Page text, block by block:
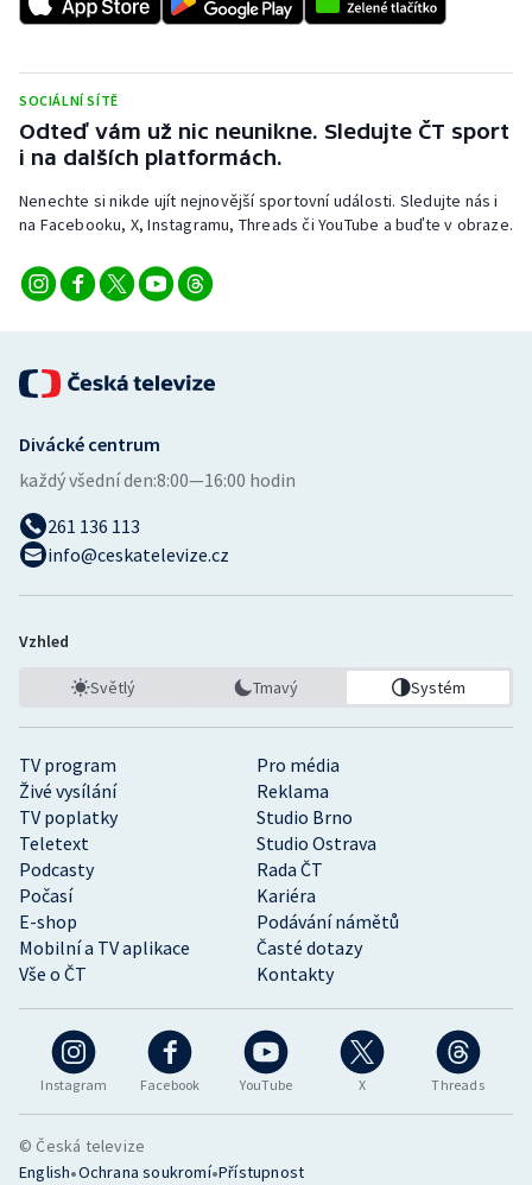
Short track
Sportovní střelba
Stolní tenis
Triatlon
Vodní slalom
Volejbal
SOCIÁLNÍ SÍTĚ
Odteď vám už nic neunikne. Sledujte ČT sport
i na dalších platformách.
Nenechte si nikde ujít nejnovější sportovní události. Sledujte nás i
na Facebooku, X, Instagramu, Threads či YouTube a buďte v obraze.
Instagram Facebook YouTube X Threads
TV program
Pro média
Živé vysílání
Reklama
TV poplatky
Studio Brno
Teletext
Studio Ostrava
Podcasty
Rada ČT
Počasí
Kariéra
E-shop
Podávání námětů
Mobilní a TV aplikace
Časté dotazy
Vše o ČT
Kontakty
Divácké centrum
každý všední den:8:00—16:00 hodin
261 136 113
info@ceskatelevize.cz
Vzhled
Světlý Tmavý Systém
© Česká televize
English•Ochrana soukromí•Přístupnost